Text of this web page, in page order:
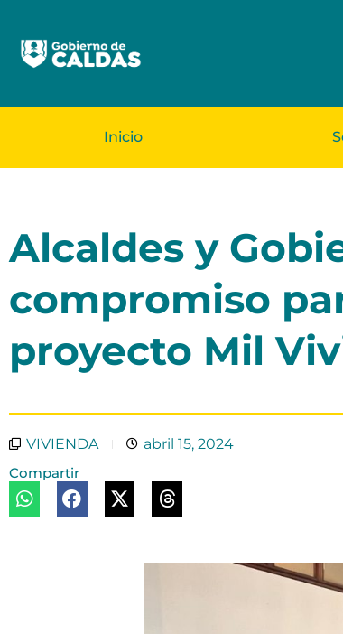
Inicio
Alcaldes y
compromiso
proyecto Mil
VIVIENDA
abril 15, 2024
Compartir